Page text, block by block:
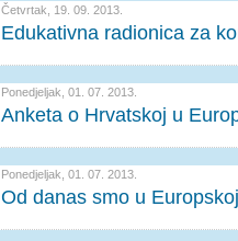
Četvrtak, 19. 09. 2013.
Edukativna radionica za
Ponedjeljak, 01. 07. 2013.
Anketa o Hrvatskoj u
Ponedjeljak, 01. 07. 2013.
Od danas smo u